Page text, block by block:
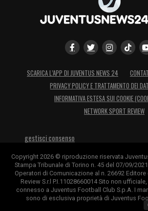
SCARICA L’APP DI JUVENTUS NEWS 24
PRIVACY POLICY E TRATTAMENTO DEI
INFORMATIVA ESTESA SUI COOKIE
NETWORK SPORT REVIEW
gestisci consenso
Copyright 2026 © riproduzione riservata
Stampa Tribunale di Torino n. 45 del 07/09/
Operatori di Comunicazione al n. 26692
Review S.r.l P.I.11028660014 Sito non
connesso a Juventus Football Club S.p.A. I
sono di esclusiva proprietà di Juventus